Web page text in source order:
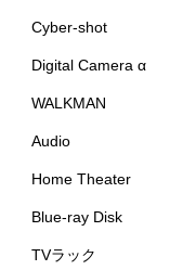
Cyber-shot
Digital Camera α
WALKMAN
Audio
Home Theater
Blue-ray Disk
TVラック